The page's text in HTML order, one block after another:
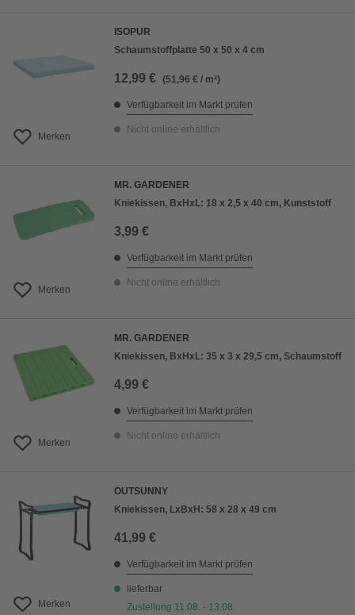
Merken
ISOPUR
Schaumstoffplatte 50 x 50 x 4 cm
12,99 € (51,96 € / m²)
Verfügbarkeit im Markt prüfen
Nicht online erhältlich
Merken
MR. GARDENER
Kniekissen, BxHxL: 18 x 2,5 x 40 cm, Kunststoff
3,99 €
Verfügbarkeit im Markt prüfen
Nicht online erhältlich
Merken
MR. GARDENER
Kniekissen, BxHxL: 35 x 3 x 29,5 cm, Schaumstoff
4,99 €
Verfügbarkeit im Markt prüfen
Nicht online erhältlich
Merken
OUTSUNNY
Kniekissen, LxBxH: 58 x 28 x 49 cm
41,99 €
Verfügbarkeit im Markt prüfen
lieferbar
Zustellung 11.08. - 13.08.